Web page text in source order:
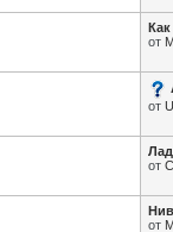
от
от
от
от